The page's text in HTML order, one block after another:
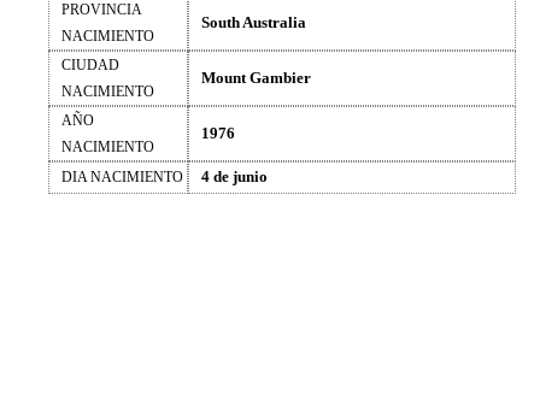
PROVINCIA
NACIMIENTO
South Australia
CIUDAD
NACIMIENTO
Mount Gambier
AÑO
NACIMIENTO
1976
DIA NACIMIENTO 4 de junio